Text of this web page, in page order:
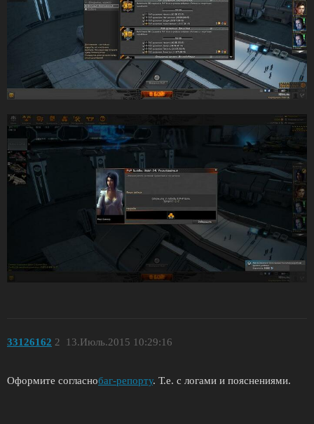
33126162 13.Июль.2015 10:29:16
2
Оформите согласнобаг-репорту. Т.е. с логами и пояснениями.